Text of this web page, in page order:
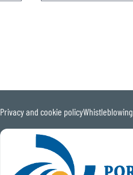
Privacy and cookie policyWhistleblowing